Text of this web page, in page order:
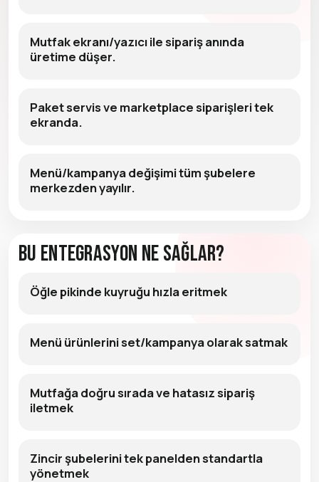
Mutfak ekranı/yazıcı ile sipariş anında
üretime düşer.
Paket servis ve marketplace siparişleri tek
ekranda.
Menü/kampanya değişimi tüm şubelere
merkezden yayılır.
Bu Entegrasyon Ne Sağlar?
Öğle pikinde kuyruğu hızla eritmek
Menü ürünlerini set/kampanya olarak satmak
Mutfağa doğru sırada ve hatasız sipariş
iletmek
Zincir şubelerini tek panelden standartla
yönetmek